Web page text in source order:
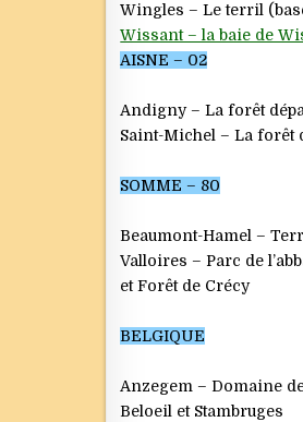
Wingles – Le terril
Wissant – la baie de
AISNE – 02
Andigny – La forêt
Saint-Michel – La forêt
SOMME – 80
Beaumont-Hamel –
Valloires – Parc de
et Forêt de Crécy
BELGIQUE
Anzegem – Domaine
Beloeil et Stambruges